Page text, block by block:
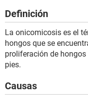
Definición
La onicomicosis es el
hongos que se
proliferación de
pies.
Causas